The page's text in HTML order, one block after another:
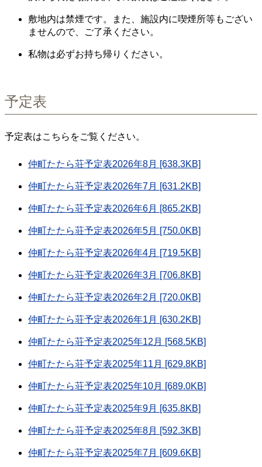
敷地内は禁煙です。また、施設内に喫煙所等もござい
ませんので、ご了承ください。
私物は必ずお持ち帰りください。
予定表
予定表はこちらをご覧ください。
仲町たたら荘予定表2026年8月 [638.3KB]
仲町たたら荘予定表2026年7月 [631.2KB]
仲町たたら荘予定表2026年6月 [865.2KB]
仲町たたら荘予定表2026年5月 [750.0KB]
仲町たたら荘予定表2026年4月 [719.5KB]
仲町たたら荘予定表2026年3月 [706.8KB]
仲町たたら荘予定表2026年2月 [720.0KB]
仲町たたら荘予定表2026年1月 [630.2KB]
仲町たたら荘予定表2025年12月 [568.5KB]
仲町たたら荘予定表2025年11月 [629.8KB]
仲町たたら荘予定表2025年10月 [689.0KB]
仲町たたら荘予定表2025年9月 [635.8KB]
仲町たたら荘予定表2025年8月 [592.3KB]
仲町たたら荘予定表2025年7月 [609.6KB]